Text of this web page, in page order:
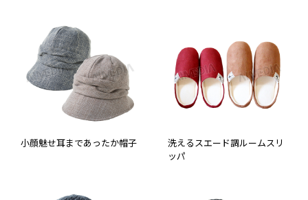
小顔魅せ耳まであったか帽子
洗えるスエード調ルームスリ
ッパ